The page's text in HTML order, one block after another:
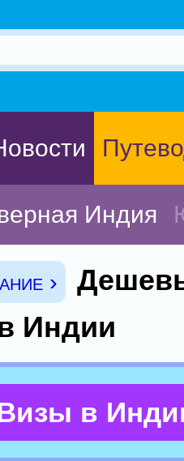
Индия
›
Индии
в